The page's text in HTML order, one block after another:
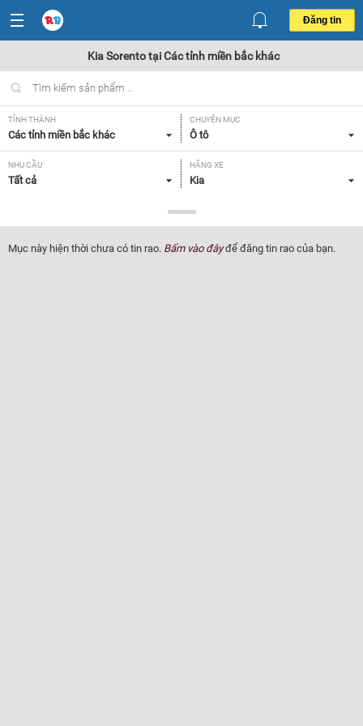
Đăng tin
Kia Sorento tại Các tỉnh miền bắc khác
TỈNH THÀNH
Các tỉnh miền bắc khác
CHUYÊN MỤC
Ô tô
NHU CẦU
Tất cả
HÃNG XE
Kia
Sorento
NĂM SẢN XUẤT
Tất cả
GIÁ XE XUẤT XỨ
Mục này hiện thời chưa có tin rao. Bấm vào đâyđể đăng tin rao của bạn.